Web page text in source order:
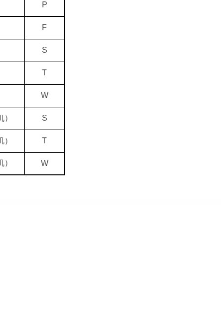
P
F
S
T
W
S
T
W